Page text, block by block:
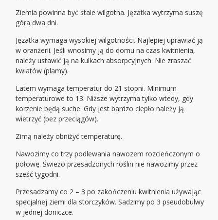
Ziemia powinna być stale wilgotna. Jęzatka wytrzyma suszę
góra dwa dni.
Jęzatka wymaga wysokiej wilgotności. Najlepiej uprawiać ją
w oranżerii. Jeśli wnosimy ją do domu na czas kwitnienia,
należy ustawić ją na kulkach absorpcyjnych. Nie zraszać
kwiatów (plamy).
Latem wymaga temperatur do 21 stopni. Minimum
temperaturowe to 13. Niższe wytrzyma tylko wtedy, gdy
korzenie będą suche. Gdy jest bardzo ciepło należy ją
wietrzyć (bez przeciągów).
Zimą należy obniżyć temperaturę.
Nawozimy co trzy podlewania nawozem rozcieńczonym o
połowę. Świeżo przesadzonych roślin nie nawozimy przez
sześć tygodni.
Przesadzamy co 2 – 3 po zakończeniu kwitnienia używając
specjalnej ziemi dla storczyków. Sadzimy po 3 pseudobulwy
w jednej doniczce.